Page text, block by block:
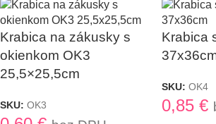
Krabica na zákusky s
okienkom OK3
25,5×25,5cm
SKU: OK3
Krabica
SKU: OK4
0,85 €